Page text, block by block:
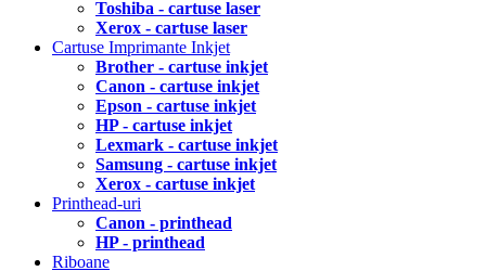
Toshiba - cartuse laser
Xerox - cartuse laser
Cartuse Imprimante Inkjet
Brother - cartuse inkjet
Canon - cartuse inkjet
Epson - cartuse inkjet
HP - cartuse inkjet
Lexmark - cartuse inkjet
Samsung - cartuse inkjet
Xerox - cartuse inkjet
Printhead-uri
Canon - printhead
HP - printhead
Riboane